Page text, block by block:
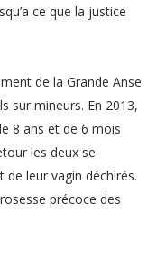
ce que la justice
de la Grande Anse
sur mineurs. En 2013,
8 ans et de 6 mois
les deux se
leur vagin déchirés.
précoce des